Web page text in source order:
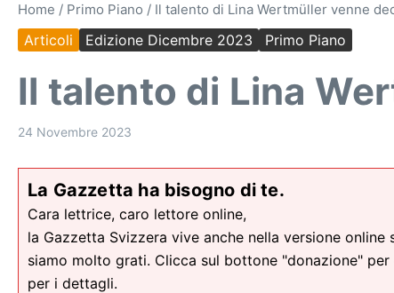
Home / Primo Piano / Il talento di Lina Wertmüller venne
Articoli Edizione Dicembre 2023 Primo Piano
Il talento di Lina
24 Novembre 2023
La Gazzetta ha bisogno di te.
Cara lettrice, caro lettore online,
la Gazzetta Svizzera vive anche nella versione
siamo molto grati. Clicca sul bottone "donazione"
per i dettagli.